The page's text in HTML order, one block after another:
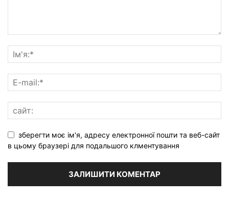
зберегти моє ім'я, адресу електронної пошти та веб-сайт
в цьому браузері для подальшого клментування